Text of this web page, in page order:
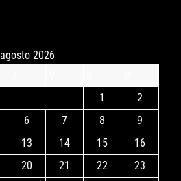
agosto 2026
1
2
6 7 8
9
13 14 15
16
20 21 22
23